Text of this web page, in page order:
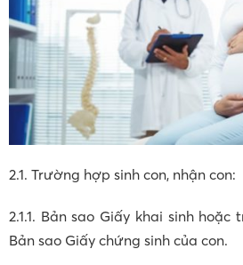
2.1. Trường hợp sinh con, nhận con:
2.1.1. Bản sao Giấy khai sinh
Bản sao Giấy chứng sinh của con.